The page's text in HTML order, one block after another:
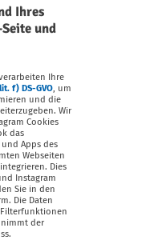
Ihres
und
Ihre
f) DS-GVO, um
und die
Wir
Cookies
das
Apps des
Webseiten
Dies
Instagram
Sie in den
Die Daten
nimmt der